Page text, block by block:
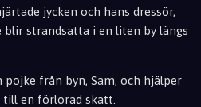
jycken och hans dressör,
blir strandsatta i en liten by längs
pojke från byn, Sam, och hjälper
en förlorad skatt.